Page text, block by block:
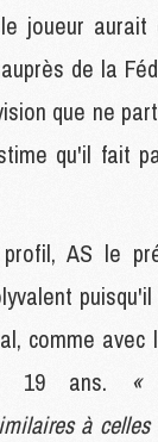
joueur
de la
que ne
qu'il fait
AS le
comme avec
19 ans. «
à